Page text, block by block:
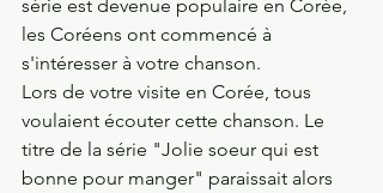
série est devenue populaire en Corée,
les Coréens ont commencé à
s'intéresser à votre chanson.
Lors de votre visite en Corée, tous
voulaient écouter cette chanson. Le
titre de la série "Jolie soeur qui est
bonne pour manger" paraissait alors